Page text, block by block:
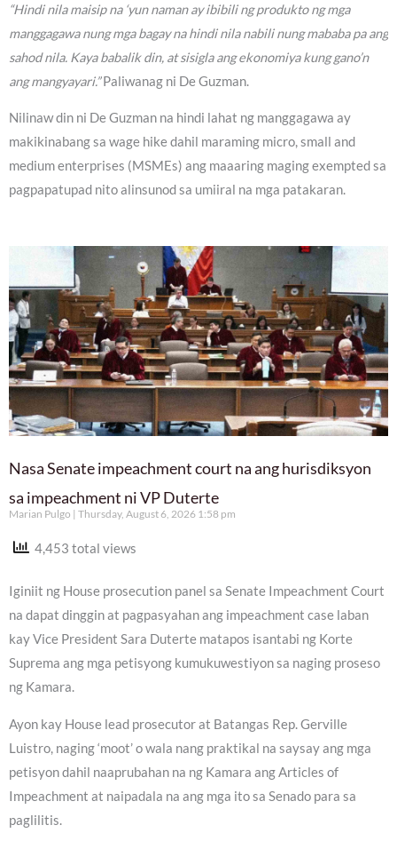
“Hindi nila maisip na ‘yun naman ay ibibili ng produkto ng mga
manggagawa nung mga bagay na hindi nila nabili nung mababa pa ang
sahod nila. Kaya babalik din, at sisigla ang ekonomiya kung gano’n
ang mangyayari.”Paliwanag ni De Guzman.
Nilinaw din ni De Guzman na hindi lahat ng manggagawa ay
makikinabang sa wage hike dahil maraming micro, small and
medium enterprises (MSMEs) ang maaaring maging exempted sa
pagpapatupad nito alinsunod sa umiiral na mga patakaran.
Nasa Senate impeachment court na ang hurisdiksyon
sa impeachment ni VP Duterte
Marian Pulgo Thursday, August 6, 2026 1:58 pm
4,453 total views
Iginiit ng House prosecution panel sa Senate Impeachment Court
na dapat dinggin at pagpasyahan ang impeachment case laban
kay Vice President Sara Duterte matapos isantabi ng Korte
Suprema ang mga petisyong kumukuwestiyon sa naging proseso
ng Kamara.
Ayon kay House lead prosecutor at Batangas Rep. Gerville
Luistro, naging ‘moot’ o wala nang praktikal na saysay ang mga
petisyon dahil naaprubahan na ng Kamara ang Articles of
Impeachment at naipadala na ang mga ito sa Senado para sa
paglilitis.